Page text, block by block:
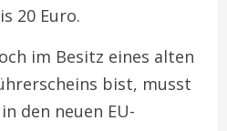
20 Euro.
im Besitz eines alten
bist, musst
den neuen EU-